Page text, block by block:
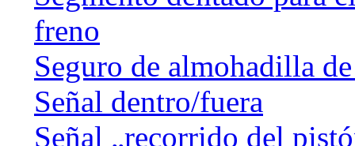
freno
Seguro de almohadilla
Señal dentro/fuera
Señal „recorrido del